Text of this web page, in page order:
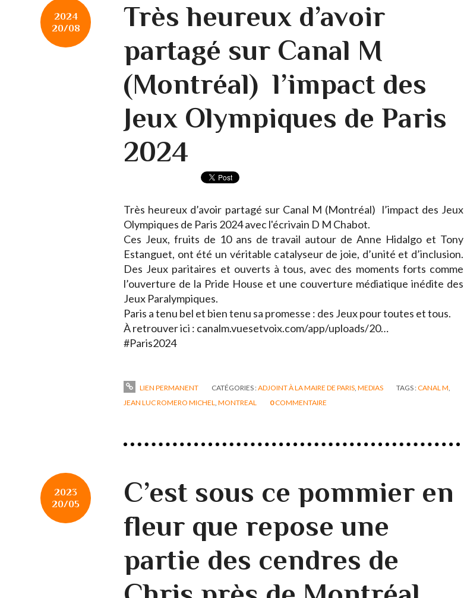
2024
20/08
Très heureux d’avoir
partagé sur Canal M
(Montréal) l’impact des
Jeux Olympiques de Paris
2024
Très heureux d’avoir partagé sur Canal M (Montréal) l’impact des Jeux
Olympiques de Paris 2024 avec l'écrivain D M Chabot.
Ces Jeux, fruits de 10 ans de travail autour de Anne Hidalgo et Tony
Estanguet, ont été un véritable catalyseur de joie, d’unité et d’inclusion.
Des Jeux paritaires et ouverts à tous, avec des moments forts comme
l’ouverture de la Pride House et une couverture médiatique inédite des
Jeux Paralympiques.
Paris a tenu bel et bien tenu sa promesse : des Jeux pour toutes et tous.
À retrouver ici : canalm.vuesetvoix.com/app/uploads/20…
#Paris2024
LIEN PERMANENT CATÉGORIES :ADJOINT À LA MAIRE DE PARIS MEDIAS TAGS :CANAL M
JEAN LUC ROMERO MICHEL MONTREAL 0COMMENTAIRE
2023
20/05
C’est sous ce pommier en
fleur que repose une
partie des cendres de